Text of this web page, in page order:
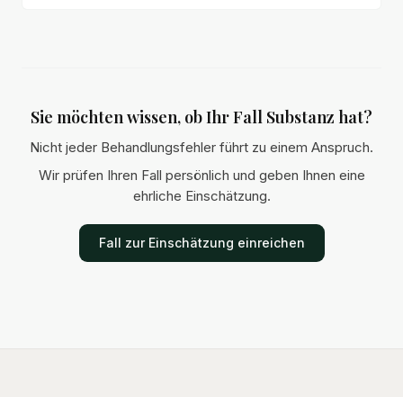
Sie möchten wissen, ob Ihr Fall Substanz hat?
Nicht jeder Behandlungsfehler führt zu einem Anspruch.
Wir prüfen Ihren Fall persönlich und geben Ihnen eine
ehrliche Einschätzung.
Fall zur Einschätzung einreichen